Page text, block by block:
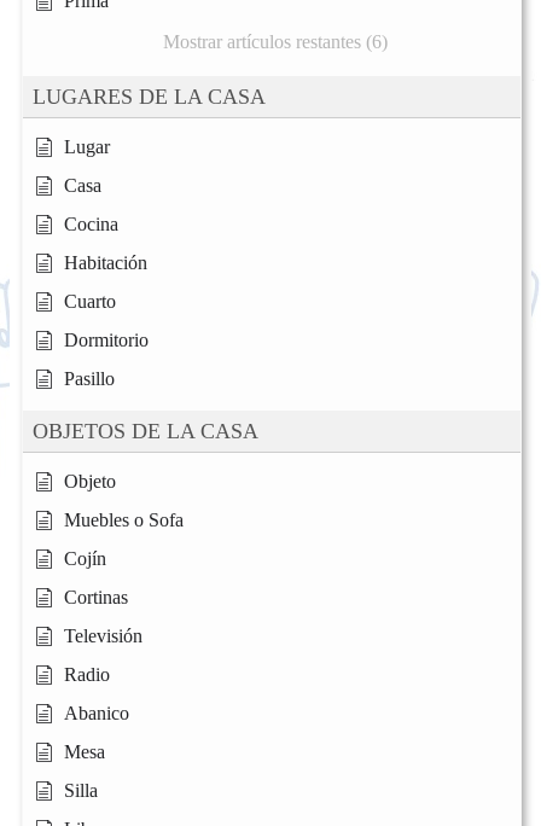
Mostrar artículos restantes (6)
LUGARES DE LA CASA
Lugar
Casa
Cocina
Habitación
Cuarto
Dormitorio
Pasillo
OBJETOS DE LA CASA
Objeto
Muebles o Sofa
Cojín
Cortinas
Televisión
Radio
Abanico
Mesa
Silla